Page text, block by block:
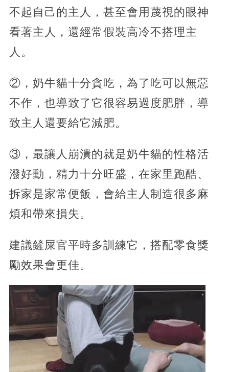
不起自己的主人，甚至會用蔑視的眼神
看著主人，還經常假裝高冷不搭理主
人。
②，奶牛貓十分貪吃，為了吃可以無惡
不作，也導致了它很容易過度肥胖，導
致主人還要給它減肥。
③，最讓人崩潰的就是奶牛貓的性格活
潑好動，精力十分旺盛，在家里跑酷、
拆家是家常便飯，會給主人制造很多麻
煩和帶來損失。
建議鏟屎官平時多訓練它，搭配零食獎
勵效果會更佳。